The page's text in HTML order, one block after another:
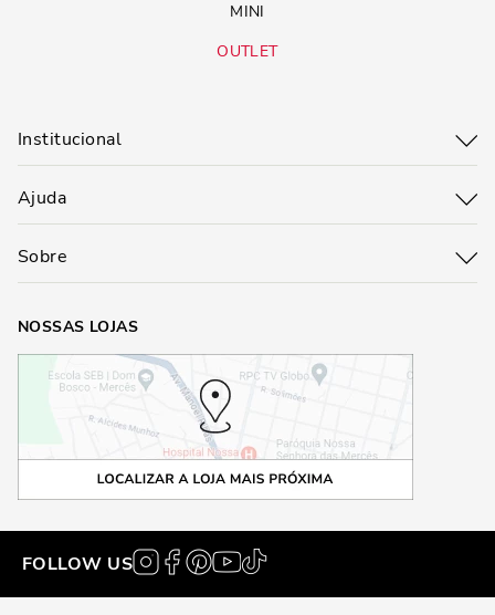
MINI
OUTLET
Institucional
Ajuda
Sobre
NOSSAS LOJAS
FOLLOW US